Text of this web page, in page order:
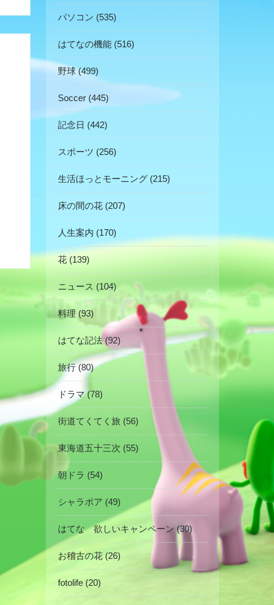
パソコン (535)
はてなの機能 (516)
野球 (499)
Soccer (445)
記念日 (442)
スポーツ (256)
生活ほっとモーニング (215)
床の間の花 (207)
人生案内 (170)
花 (139)
ニュース (104)
料理 (93)
はてな記法 (92)
旅行 (80)
ドラマ (78)
街道てくてく旅 (56)
東海道五十三次 (55)
朝ドラ (54)
シャラポア (49)
はてな 欲しいキャンペーン (30)
お稽古の花 (26)
fotolife (20)